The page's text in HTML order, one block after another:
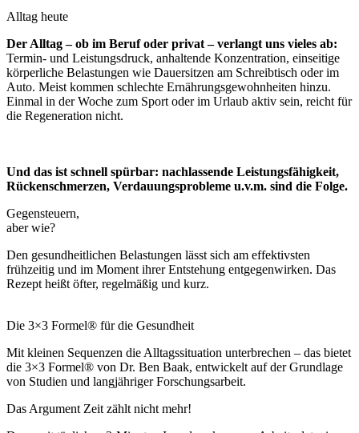
Alltag heute
Der Alltag – ob im Beruf oder privat – verlangt uns vieles ab:
Termin- und Leistungsdruck, anhaltende Konzentration, einseitige
körperliche Belastungen wie Dauersitzen am Schreibtisch oder im
Auto. Meist kommen schlechte Ernährungsgewohnheiten hinzu.
Einmal in der Woche zum Sport oder im Urlaub aktiv sein, reicht für
die Regeneration nicht.
Und das ist schnell spürbar: nachlassende Leistungsfähigkeit,
Rückenschmerzen, Verdauungsprobleme u.v.m. sind die Folge.
Gegensteuern,
aber wie?
Den gesundheitlichen Belastungen lässt sich am effektivsten
frühzeitig und im Moment ihrer Entstehung entgegenwirken. Das
Rezept heißt öfter, regelmäßig und kurz.
Die 3×3 Formel® für die Gesundheit
Mit kleinen Sequenzen die Alltagssituation unterbrechen – das bietet
die 3×3 Formel® von Dr. Ben Baak, entwickelt auf der Grundlage
von Studien und langjähriger Forschungsarbeit.
Das Argument Zeit zählt nicht mehr!